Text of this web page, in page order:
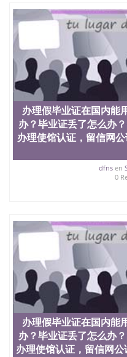
State University）圣何
Jose State University）
（San Jose State
文凭学位qq微信
学学历 绩单购买学位证
买澳洲大学毕业证成绩
业找人做文凭学位qq微
昆士兰大学学历成绩单
士做文凭/购买澳洲大学
理假毕业证在国内能用
办？毕业证丢了怎么办
办理使馆认证，留信网
路易斯分校文凭Q/微信
证、在读证明University
办理假毕业证在国内能
办？毕业证丢了怎么办
办理使馆认证，留信网
dfnsen
0
办理假毕业证在国内能
办？毕业证丢了怎么办
办理使馆认证，留信网